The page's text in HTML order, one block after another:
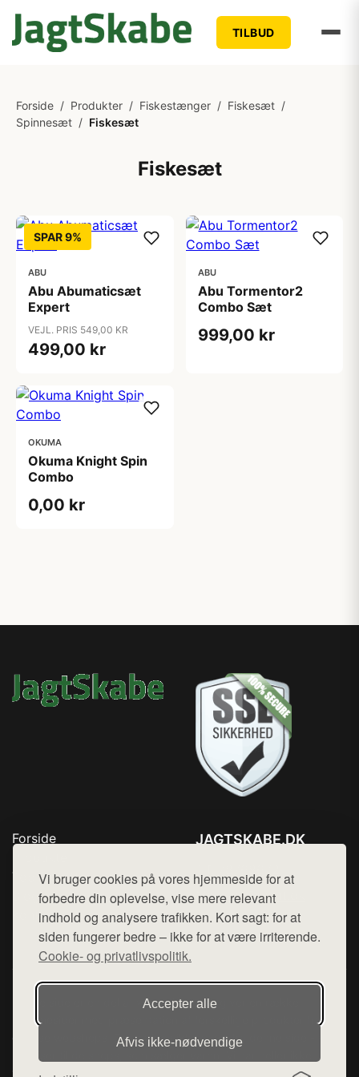
Vi bruger cookies på vores hjemmeside for at
forbedre din oplevelse, vise mere relevant
indhold og analysere trafikken. Kort sagt: for at
siden fungerer bedre – ikke for at være irriterende.
Cookie- og privatlivspolitik.
Accepter alle
Afvis ikke‑nødvendige
TILBUD
Forside / Produkter / Fiskestænger / Fiskesæt /
Spinnesæt / Fiskesæt
Fiskesæt
SPAR 9%
ABU
Abu Abumaticsæt
Expert
VEJL. PRIS 549,00 KR
499,00 kr
ABU
Abu Tormentor2
Combo Sæt
999,00 kr
OKUMA
Okuma Knight Spin
Combo
0,00 kr
Forside
Top Rabatter
Blog
Kontakt
JAGTSKABE.DK
Mail: hej@want.dk
Cookie- og privatlivspolitik
Denne side er en del af want.dk, der udgiver en række
hjemmesider med præsentation af forskellige produkter fra
diverse webshops. Der sælges ikke varer fra denne side - vi
henviser til de shops, som sælger varen. Vi har heller ikke
varerne på lager.